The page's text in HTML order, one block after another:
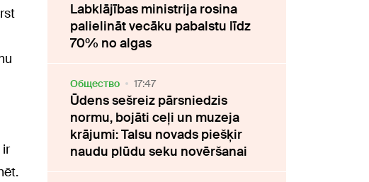
Labklājības ministrija rosina
palielināt vecāku pabalstu līdz
70% no algas
Oбщество 17:47
Ūdens sešreiz pārsniedzis
normu, bojāti ceļi un muzeja
krājumi: Talsu novads piešķir
naudu plūdu seku novēršanai